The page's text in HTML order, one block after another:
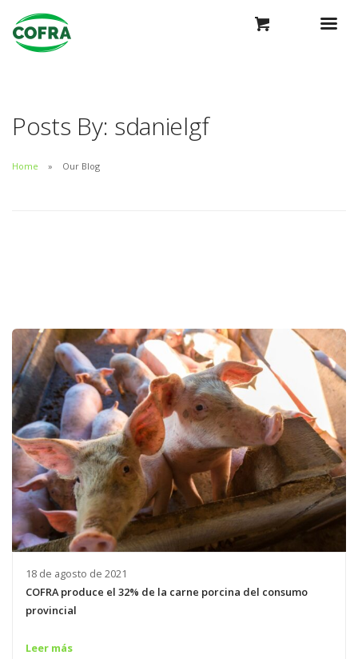
Posts By: sdanielgf
Home Our Blog
18 de agosto de 2021
COFRA produce el 32% de la carne porcina del consumo
provincial
Leer más